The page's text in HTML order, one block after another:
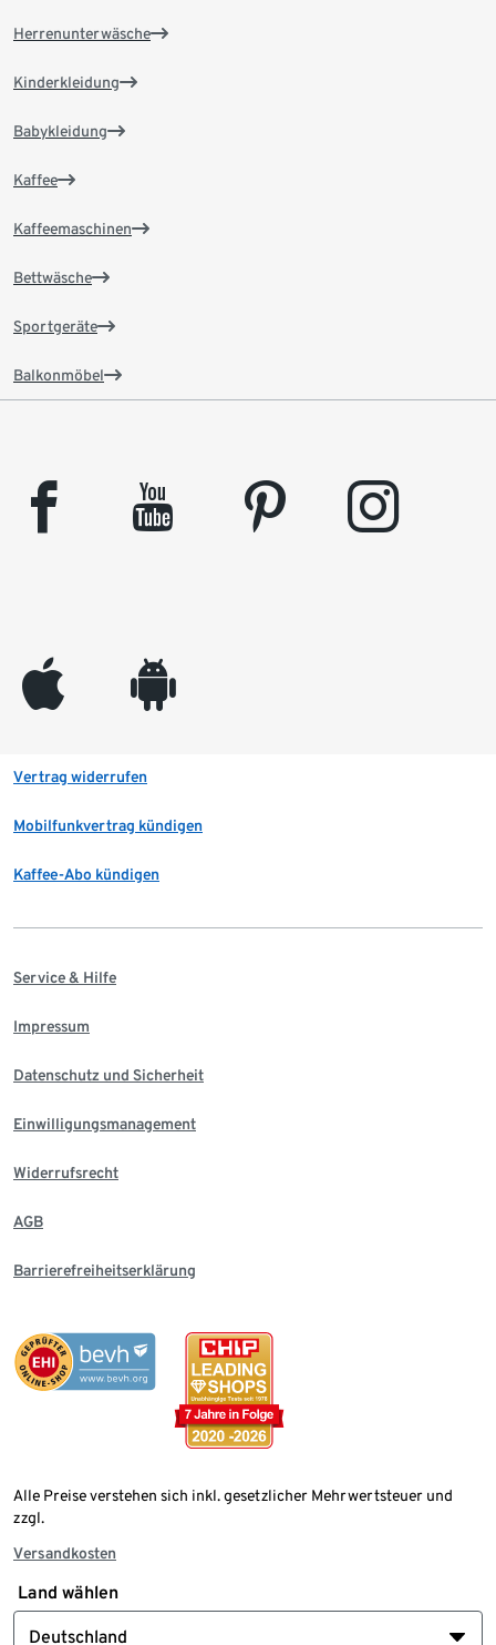
Herrenunterwäsche
Kinderkleidung
Babykleidung
Kaffee
Kaffeemaschinen
Bettwäsche
Sportgeräte
Balkonmöbel
facebook youtube pinterest instagram
appleinc android
Vertrag widerrufen
Mobilfunkvertrag kündigen
Kaffee-Abo kündigen
Service & Hilfe
Impressum
Datenschutz und Sicherheit
Einwilligungsmanagement
Widerrufsrecht
AGB
Barrierefreiheitserklärung
Alle Preise verstehen sich inkl. gesetzlicher Mehrwertsteuer und
zzgl.
Versandkosten
Land wählen
Deutschland